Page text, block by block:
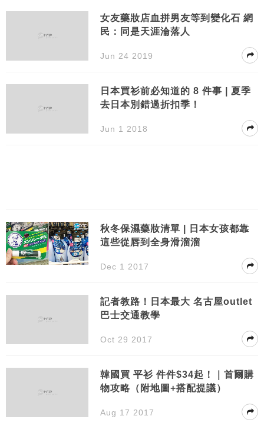
女友藥妝店血拼男友等到變化石 網
民：同是天涯淪落人
Jun 24 2019
日本買衫前必知道的 8 件事 | 夏季
去日本別錯過折扣季！
Jun 1 2018
秋冬保濕藥妝清單 | 日本女孩都靠
這些從唇到全身滑溜溜
Dec 1 2017
記者教路！日本最大 名古屋outlet
巴士交通教學
Oct 29 2017
韓國買 平衫 件件$34起！｜首爾購
物攻略（附地圖+搭配提議）
Aug 17 2017